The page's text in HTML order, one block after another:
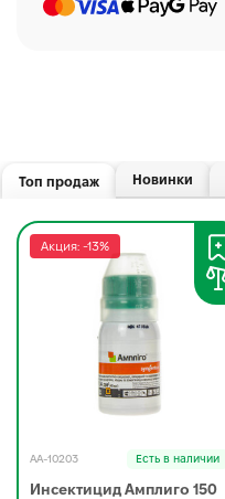
Топ продаж Новинки
Акция: -13%
AA-10203 Есть в наличии
Инсектицид Амплиго 150